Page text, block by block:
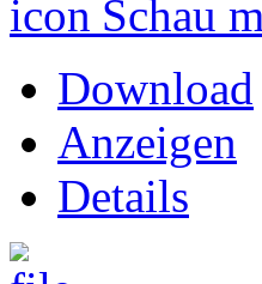
Schau
Download
Anzeigen
Details